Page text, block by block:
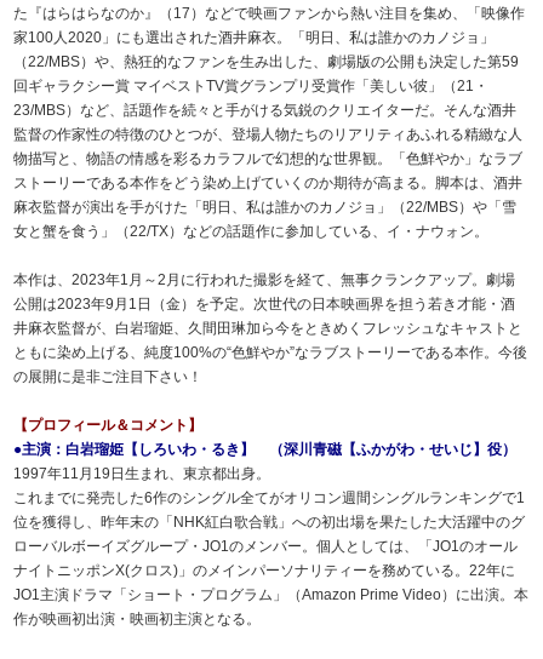
た『はらはらなのか』（17）などで映画ファンから熱い注目を集め、「映像作
家100人2020」にも選出された酒井麻衣。「明日、私は誰かのカノジョ」
（22/MBS）や、熱狂的なファンを生み出した、劇場版の公開も決定した第59
回ギャラクシー賞 マイベストTV賞グランプリ受賞作「美しい彼」（21・
23/MBS）など、話題作を続々と手がける気鋭のクリエイターだ。そんな酒井
監督の作家性の特徴のひとつが、登場人物たちのリアリティあふれる精緻な人
物描写と、物語の情感を彩るカラフルで幻想的な世界観。「色鮮やか」なラブ
ストーリーである本作をどう染め上げていくのか期待が高まる。脚本は、酒井
麻衣監督が演出を手がけた「明日、私は誰かのカノジョ」（22/MBS）や「雪
女と蟹を食う」（22/TX）などの話題作に参加している、イ・ナウォン。
本作は、2023年1月～2月に行われた撮影を経て、無事クランクアップ。劇場
公開は2023年9月1日（金）を予定。次世代の日本映画界を担う若き才能・酒
井麻衣監督が、白岩瑠姫、久間田琳加ら今をときめくフレッシュなキャストと
ともに染め上げる、純度100%の“色鮮やか”なラブストーリーである本作。今後
の展開に是非ご注目下さい！
【プロフィール＆コメント】
●主演：白岩瑠姫【しろいわ・るき】 （深川青磁【ふかがわ・せいじ】役）
1997年11月19日生まれ、東京都出身。
これまでに発売した6作のシングル全てがオリコン週間シングルランキングで1
位を獲得し、昨年末の「NHK紅白歌合戦」への初出場を果たした大活躍中のグ
ローバルボーイズグループ・JO1のメンバー。個人としては、「JO1のオール
ナイトニッポンX(クロス)」のメインパーソナリティーを務めている。22年に
JO1主演ドラマ「ショート・プログラム」（Amazon Prime Video）に出演。本
作が映画初出演・映画初主演となる。